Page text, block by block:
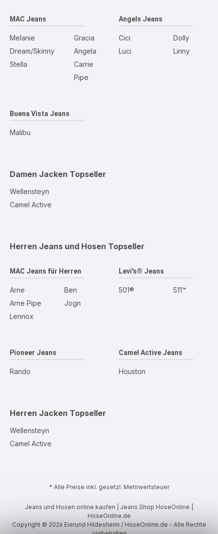
MAC Jeans
Melanie
Dream/Skinny
Stella
Gracia
Angela
Carrie
Pipe
Angels Jeans
Cici
Luci
Dolly
Linny
Buena Vista Jeans
Malibu
Damen Jacken Topseller
Wellensteyn
Camel Active
Herren Jeans und Hosen Topseller
MAC Jeans für Herren
Arne
Arne Pipe
Lennox
Ben
Jogn
Levi's® Jeans
501® 511™
Pioneer Jeans
Rando
Camel Active Jeans
Houston
Herren Jacken Topseller
Wellensteyn
Camel Active
* Alle Preise inkl. gesetzl. Mehrwertsteuer
Jeans und Hosen online kaufen | Jeans Shop HoseOnline |
HoseOnline.de
Copyright © 2026 Eierund Hildesheim / HoseOnline.de - Alle Rechte